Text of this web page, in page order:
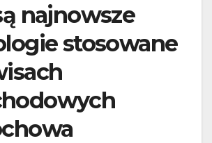
najnowsze
stosowane